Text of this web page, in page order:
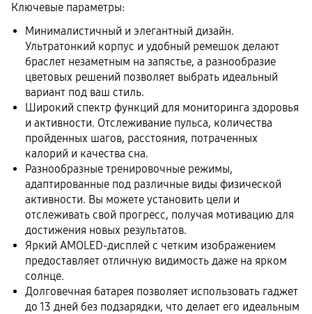
Ключевые параметры:
Минималистичный и элегантный дизайн.
Ультратонкий корпус и удобный ремешок делают
браслет незаметным на запястье, а разнообразие
цветовых решений позволяет выбрать идеальный
вариант под ваш стиль.
Широкий спектр функций для мониторинга здоровья
и активности. Отслеживание пульса, количества
пройденных шагов, расстояния, потраченных
калорий и качества сна.
Разнообразные тренировочные режимы,
адаптированные под различные виды физической
активности. Вы можете установить цели и
отслеживать свой прогресс, получая мотивацию для
достижения новых результатов.
Яркий AMOLED-дисплей с четким изображением
предоставляет отличную видимость даже на ярком
солнце.
Долговечная батарея позволяет использовать гаджет
до 13 дней без подзарядки, что делает его идеальным